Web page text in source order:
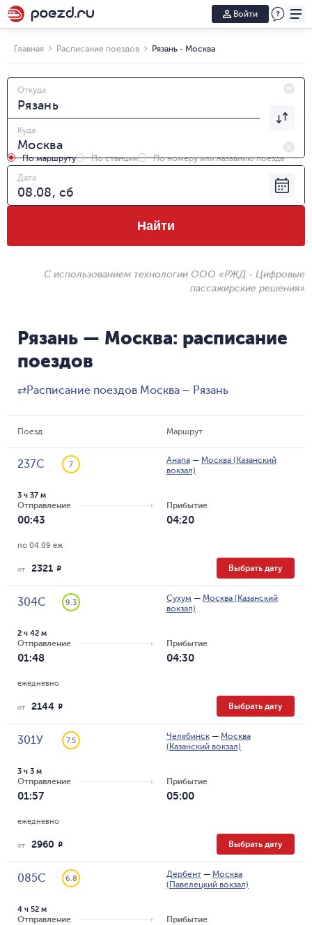
Войти
Главная Расписание поездов Рязань - Москва
Откуда
Куда
По маршруту По станции
По номеру или названию поезда
Дата
Найти
С использованием технологии ООО «РЖД - Цифровые
пассажирские решения»
Рязань — Москва: расписание
поездов
⇄Расписание поездов Москва – Рязань
Поезд Маршрут
237С 7 Анапа — Москва (Казанский
вокзал)
Отправление
00:43
3 ч 37 м
Прибытие
04:20
по 04.09 еж
от 2321 R Выбрать дату
304С 9.3 Сухум — Москва (Казанский
вокзал)
Отправление
01:48
2 ч 42 м
Прибытие
04:30
ежедневно
от 2144 R Выбрать дату
301У 7.5 Челябинск — Москва
(Казанский вокзал)
Отправление
01:57
3 ч 3 м
Прибытие
05:00
ежедневно
от 2960 R Выбрать дату
085С 6.8 Дербент — Москва
(Павелецкий вокзал)
Отправление
4 ч 52 м
Прибытие